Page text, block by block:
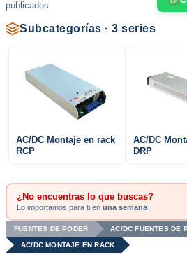
publicados
Subcategorías · 3 series
AC/DC Montaje en rack
RCP
AC/DC
DRP
¿No encuentras lo que buscas?
Lo importamos para ti en una semana
FUENTES DE PODER AC/DC FUENTES DE
AC/DC MONTAJE EN RACK